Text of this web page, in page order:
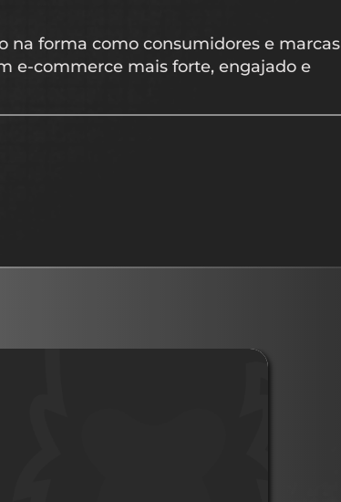
na forma como consumidores e marcas
e-commerce mais forte, engajado e